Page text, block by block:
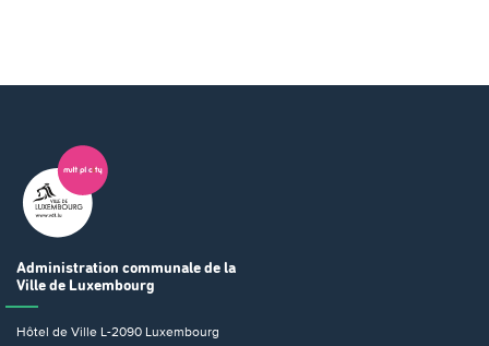
Administration communale de la
Ville de Luxembourg
Hôtel de Ville L-2090 Luxembourg